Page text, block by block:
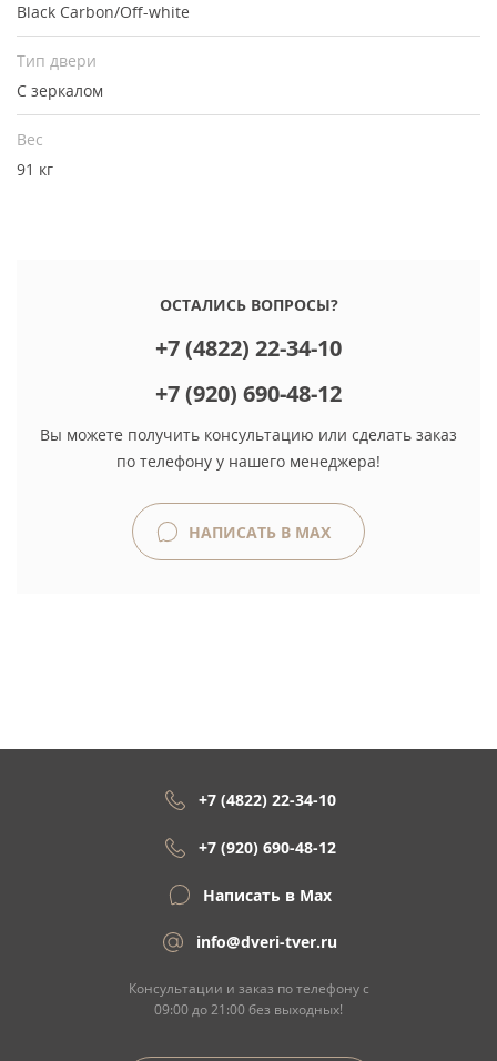
Black Carbon/Off-white
Тип двери
С зеркалом
Вес
91 кг
ОСТАЛИСЬ ВОПРОСЫ?
+7 (4822) 22-34-10
+7 (920) 690-48-12
Вы можете получить консультацию или сделать заказ
по телефону у нашего менеджера!
НАПИСАТЬ В MAX
+7 (4822) 22-34-10
+7 (920) 690-48-12
Написать в Max
info@dveri-tver.ru
Консультации и заказ по телефону с
09:00 до 21:00 без выходных!